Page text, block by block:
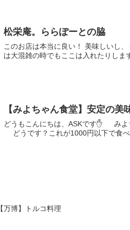
松栄庵。ららぽーとの脇
このお店は本当に良い！ 美味しいし
は大混雑の時でもここは入れたりしま
【みよちゃん食堂】安定の
どうもこんにちは、ASKです✋️ み
どうです？これが1000円以下で食
【万博】トルコ料理